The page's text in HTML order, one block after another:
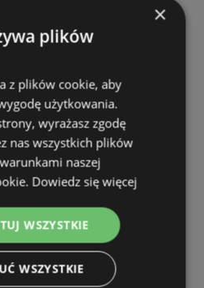
Market
×
plików
z plików cookie, aby
użytkowania.
wyrażasz zgodę
nas wszystkich plików
naszej
Dowiedz się więcej
WSZYSTKIE
WSZYSTKIE